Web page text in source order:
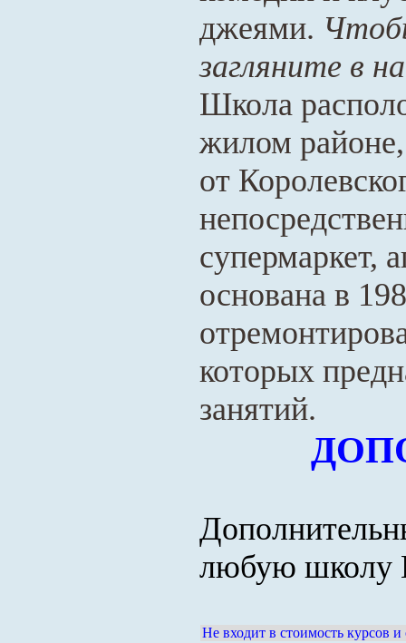
джеями.
загляните в
Школа
жилом
от
супермаркет,
основана в
которых
занятий.
любую школу
Не входит в стоимость курсов